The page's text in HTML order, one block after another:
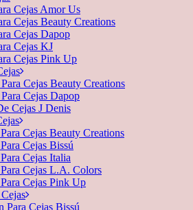
Cejas Amor Us
Cejas Beauty Creations
Cejas Dapop
Cejas KJ
Cejas Pink Up
Cejas Beauty Creations
Cejas Dapop
Cejas J Denis
Cejas Beauty Creations
Cejas Bissú
Cejas Italia
Cejas L.A. Colors
Cejas Pink Up
Para Cejas Bissú